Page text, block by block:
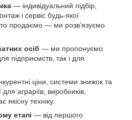
— індивідуальний підбір,
і сервіс будь-якої
продаємо — ми розв’язуємо
осіб — ми пропонуємо
підприємств, так і для
ціни, системи знижок та
аграріїв, виробників,
якісну техніку.
етапі — від першого